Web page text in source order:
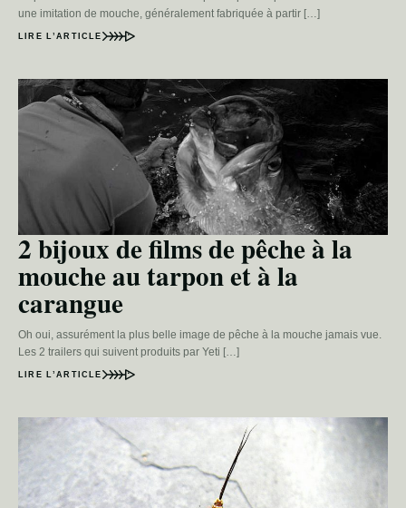
une imitation de mouche, généralement fabriquée à partir […]
LIRE L’ARTICLE
2 bijoux de films de pêche à la
mouche au tarpon et à la
carangue
Oh oui, assurément la plus belle image de pêche à la mouche jamais vue.
Les 2 trailers qui suivent produits par Yeti […]
LIRE L’ARTICLE